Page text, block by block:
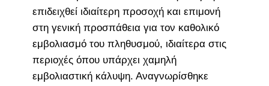
επιδειχθεί ιδιαίτερη προσοχή και επιμονή
στη γενική προσπάθεια για τον καθολικό
εμβολιασμό του πληθυσμού, ιδιαίτερα στις
περιοχές όπου υπάρχει χαμηλή
εμβολιαστική κάλυψη. Αναγνωρίσθηκε